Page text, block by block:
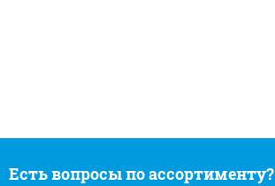
Есть вопросы по ассортименту?